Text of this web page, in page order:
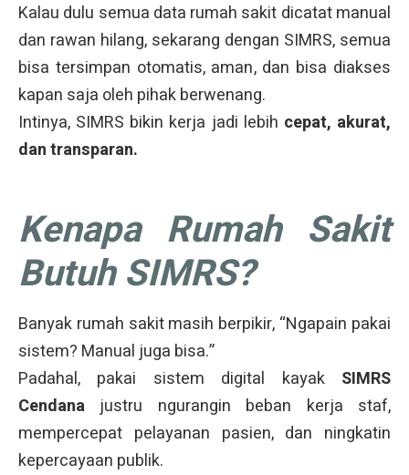
Kalau dulu semua data rumah sakit dicatat manual
dan rawan hilang, sekarang dengan SIMRS, semua
bisa tersimpan otomatis, aman, dan bisa diakses
kapan saja oleh pihak berwenang.
Intinya, SIMRS bikin kerja jadi lebih cepat, akurat,
dan transparan.
Kenapa Rumah Sakit
Butuh SIMRS?
Banyak rumah sakit masih berpikir, “Ngapain pakai
sistem? Manual juga bisa.”
Padahal, pakai sistem digital kayak SIMRS
Cendana justru ngurangin beban kerja staf,
mempercepat pelayanan pasien, dan ningkatin
kepercayaan publik.